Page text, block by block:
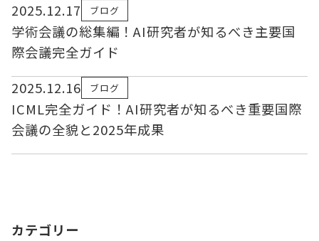
2025.12.17
ブログ
学術会議の総集編！AI研究者が知るべき主要国
際会議完全ガイド
2025.12.16
ブログ
ICML完全ガイド！AI研究者が知るべき重要国際
会議の全貌と2025年成果
カテゴリー